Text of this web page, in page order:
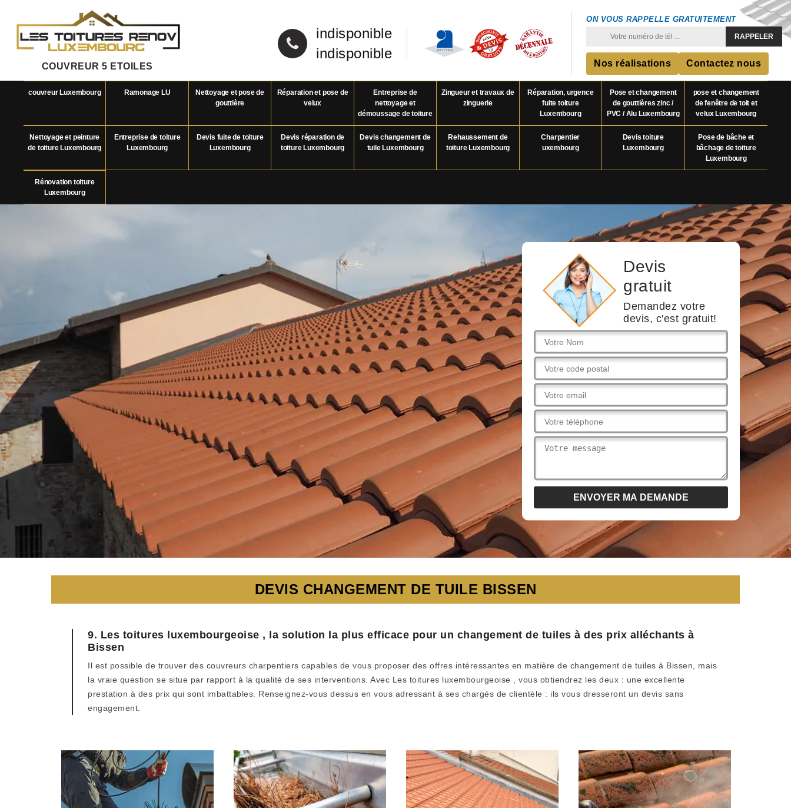
COUVREUR 5 ETOILES
indisponible
indisponible
ON VOUS RAPPELLE GRATUITEMENT
Nos réalisations Contactez nous
couvreur Luxembourg Ramonage LU
Nettoyage et pose de
gouttière
Réparation et pose de
velux
Entreprise de
nettoyage et
démoussage de toiture
Zingueur et travaux de
zinguerie
Réparation, urgence
fuite toiture
Luxembourg
Pose et changement
de gouttières zinc /
PVC / Alu Luxembourg
pose et changement
de fenêtre de toit et
velux Luxembourg
Nettoyage et peinture
de toiture Luxembourg
Entreprise de toiture
Luxembourg
Devis fuite de toiture
Luxembourg
Devis réparation de
toiture Luxembourg
Devis changement de
tuile Luxembourg
Rehaussement de
toiture Luxembourg
Charpentier
uxembourg
Devis toiture
Luxembourg
Pose de bâche et
bâchage de toiture
Luxembourg
Rénovation toiture
Luxembourg
Devis
gratuit
Demandez votre
devis, c'est gratuit!
DEVIS CHANGEMENT DE TUILE BISSEN
9. Les toitures luxembourgeoise , la solution la plus efficace pour un changement de tuiles à des prix alléchants à
Bissen
Il est possible de trouver des couvreurs charpentiers capables de vous proposer des offres intéressantes en matière de changement de tuiles à Bissen, mais
la vraie question se situe par rapport à la qualité de ses interventions. Avec Les toitures luxembourgeoise , vous obtiendrez les deux : une excellente
prestation à des prix qui sont imbattables. Renseignez-vous dessus en vous adressant à ses chargés de clientèle : ils vous dresseront un devis sans
engagement.